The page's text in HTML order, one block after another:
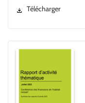
Télécharger